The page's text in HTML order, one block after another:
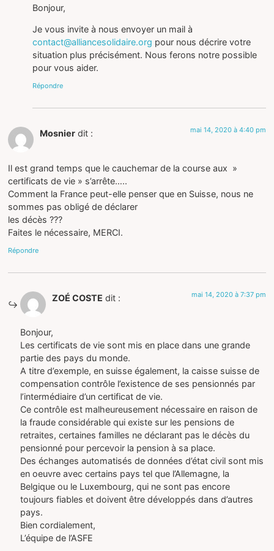
Bonjour,
Je vous invite à nous envoyer un mail à
contact@alliancesolidaire.org pour nous décrire votre
situation plus précisément. Nous ferons notre possible
pour vous aider.
Répondre
Mosnier dit : mai 14, 2020 à 4:40 pm
Il est grand temps que le cauchemar de la course aux »
certificats de vie » s’arrête…..
Comment la France peut-elle penser que en Suisse, nous ne
sommes pas obligé de déclarer
les décès ???
Faites le nécessaire, MERCI.
Répondre
ZOÉ COSTE dit : mai 14, 2020 à 7:37 pm
Bonjour,
Les certificats de vie sont mis en place dans une grande
partie des pays du monde.
A titre d’exemple, en suisse également, la caisse suisse de
compensation contrôle l’existence de ses pensionnés par
l’intermédiaire d’un certificat de vie.
Ce contrôle est malheureusement nécessaire en raison de
la fraude considérable qui existe sur les pensions de
retraites, certaines familles ne déclarant pas le décès du
pensionné pour percevoir la pension à sa place.
Des échanges automatisés de données d’état civil sont mis
en oeuvre avec certains pays tel que l’Allemagne, la
Belgique ou le Luxembourg, qui ne sont pas encore
toujours fiables et doivent être développés dans d’autres
pays.
Bien cordialement,
L’équipe de l’ASFE